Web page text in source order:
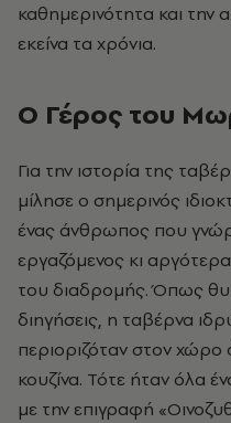
καθημερινότητα και
εκείνα τα χρόνια.
Ο Γέρος του
Για την ιστορία της
μίλησε ο σημερινός
ένας άνθρωπος που
εργαζόμενος κι
του διαδρομής. Όπως
διηγήσεις, η ταβέρνα
περιοριζόταν στον
κουζίνα. Τότε ήταν όλα
με την επιγραφή